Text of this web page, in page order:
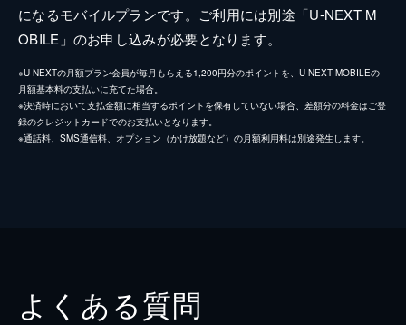
になるモバイルプランです。ご利用には別途「U-NEXT M
OBILE」のお申し込みが必要となります。
※U-NEXTの月額プラン会員が毎月もらえる1,200円分のポイントを、U-NEXT MOBILEの
月額基本料の支払いに充てた場合。
※決済時において支払金額に相当するポイントを保有していない場合、差額分の料金はご登
録のクレジットカードでのお支払いとなります。
※通話料、SMS通信料、オプション（かけ放題など）の月額利用料は別途発生します。
よくある質問